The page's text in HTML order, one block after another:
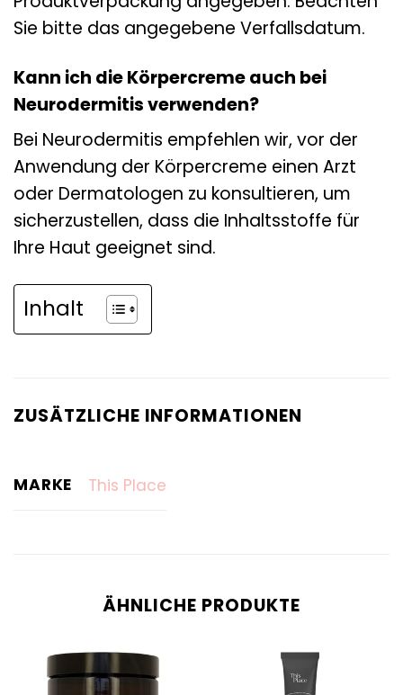
Sie bitte das angegebene Verfallsdatum.
Kann ich die Körpercreme auch bei
Neurodermitis verwenden?
Bei Neurodermitis empfehlen wir, vor der
Anwendung der Körpercreme einen Arzt
oder Dermatologen zu konsultieren, um
sicherzustellen, dass die Inhaltsstoffe für
Ihre Haut geeignet sind.
Inhalt
ZUSÄTZLICHE INFORMATIONEN
MARKE This Place
ÄHNLICHE PRODUKTE